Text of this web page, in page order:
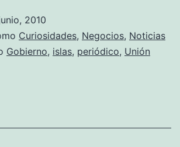
o
rentar
2010
Curiosidades, Negocios, Noticias
Gobierno, islas, periódico, Unión